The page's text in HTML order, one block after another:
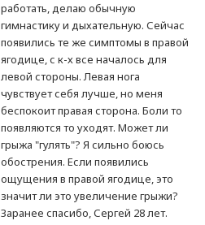
работать, делаю обычную
гимнастику и дыхательную. Сейчас
появились те же симптомы в правой
ягодице, с к-х все началось для
левой стороны. Левая нога
чувствует себя лучше, но меня
беспокоит правая сторона. Боли то
появляются то уходят. Может ли
грыжа "гулять"? Я сильно боюсь
обострения. Если появились
ощущения в правой ягодице, это
значит ли это увеличение грыжи?
Заранее спасибо, Сергей 28 лет.